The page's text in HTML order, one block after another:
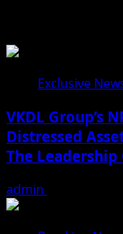
Exclusive
VKDL Group’s
Distressed
The Leadership
admin